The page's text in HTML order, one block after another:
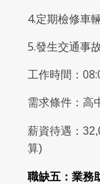
4.定期檢修車
5.發生交通事
工作時間：
需求條件：高
薪資待遇：
算)
職缺五：業務